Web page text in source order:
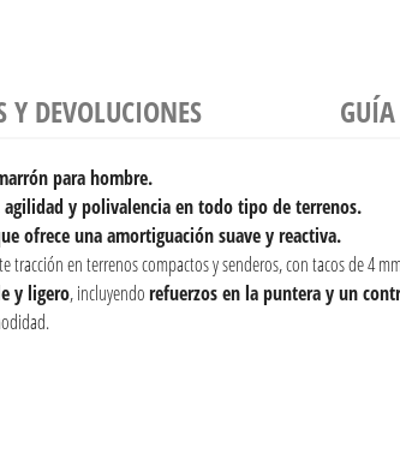
Y DEVOLUCIONES
para hombre.
y polivalencia en todo tipo de terrenos.
ofrece una amortiguación suave y reactiva.
tracción en terrenos compactos y senderos, con tacos de 4
y ligero, incluyendorefuerzos en la puntera y un